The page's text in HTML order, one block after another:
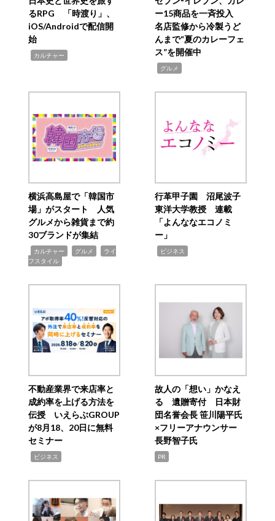
るRPG 「時渡り」、
iOS/Androidで配信開
始
カルチャー
ー15商品を一斉投入
名店監修から冷製うど
んまで“夏のカレーフェ
ス”を開催中
グルメ
横浜高島屋で「韓国市
場」がスタート 人気
グルメから雑貨まで約
30ブランドが集結
カルチャー グルメ
ライ
フスタイル
行革甲子園 沼尾波子
東洋大学教授 連載
「よんななエコノミ
ー」
ビジネス
不動産業界で来店率と
成約率を上げる方法を
伝授 いえらぶGROUP
が8月18、20日に無料
セミナー
ビジネス
故人の「想い」かなえ
る 遺贈寄付 日本財
団名誉会長 笹川陽平氏
×フリーアナウンサー
長野智子氏
PR